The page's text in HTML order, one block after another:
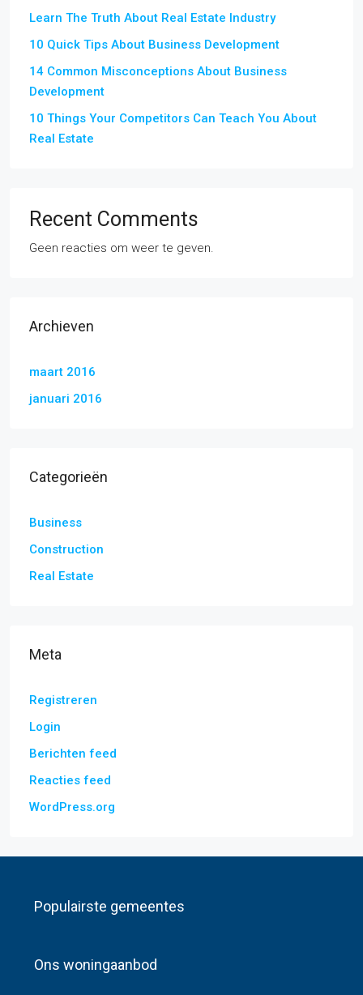
Learn The Truth About Real Estate Industry
10 Quick Tips About Business Development
14 Common Misconceptions About Business
Development
10 Things Your Competitors Can Teach You About
Real Estate
Recent Comments
Geen reacties om weer te geven.
Archieven
maart 2016
januari 2016
Categorieën
Business
Construction
Real Estate
Meta
Registreren
Login
Berichten feed
Reacties feed
WordPress.org
Populairste gemeentes
Ons woningaanbod